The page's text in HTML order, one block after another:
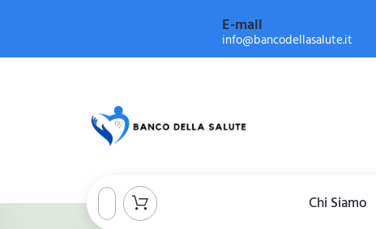
E-mail
info@bancodellasalute.it
Chi Siamo